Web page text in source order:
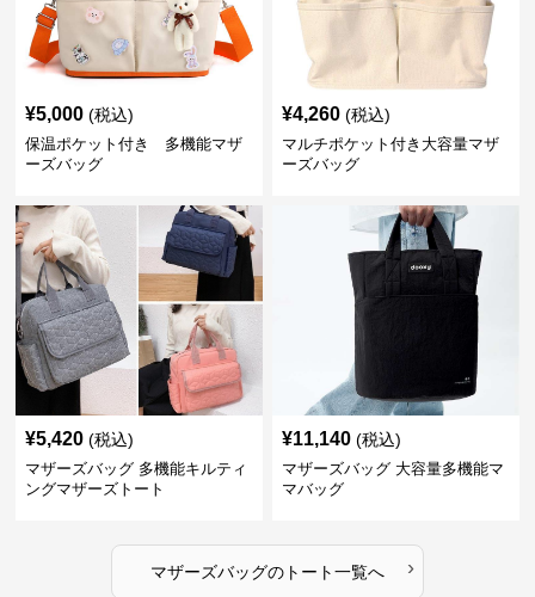
¥5,000 (税込)
保温ポケット付き 多機能マザ
ーズバッグ
¥4,260 (税込)
マルチポケット付き大容量マザ
ーズバッグ
¥5,420 (税込)
マザーズバッグ 多機能キルティ
ングマザーズトート
¥11,140 (税込)
マザーズバッグ 大容量多機能マ
マバッグ
マザーズバッグのトート一覧へ ›